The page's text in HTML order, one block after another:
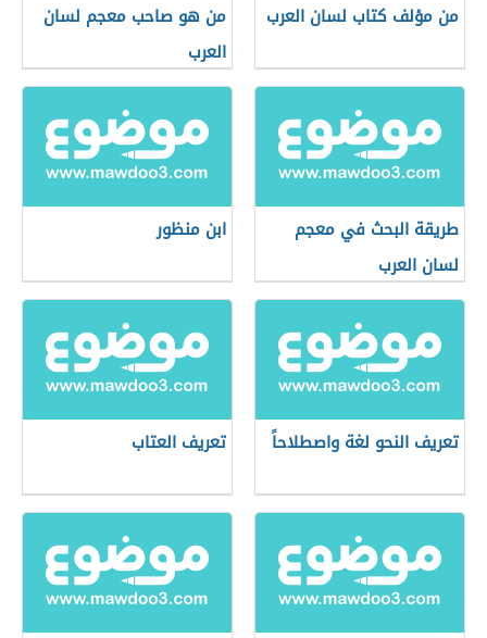
من مؤلف كتاب لسان العرب
من هو صاحب معجم لسان
العرب
طريقة البحث في معجم
لسان العرب
ابن منظور
تعريف النحو لغة واصطلاحاً تعريف العتاب